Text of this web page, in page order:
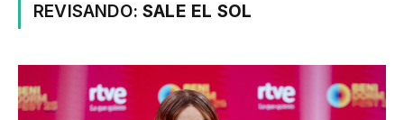
REVISANDO:SALE EL SOL